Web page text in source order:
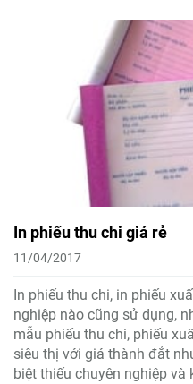
In phiếu thu chi giá rẻ
11/04/2017
In phiếu thu chi, in phiếu
nghiệp nào cũng sử dụng,
mẫu phiếu thu chi, phiếu
siêu thị với giá thành đắt
biệt thiếu chuyên nghiệp